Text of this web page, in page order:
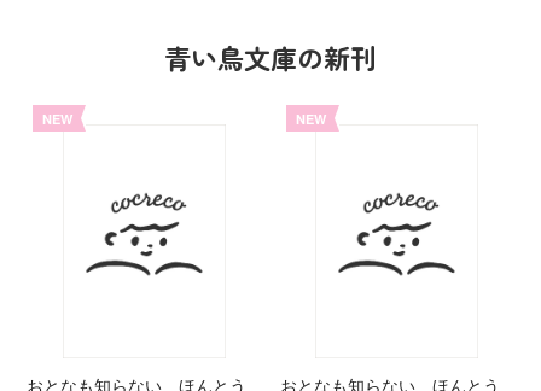
青い鳥文庫の新刊
NEW
おとなも知らない ほんとう
NEW
おとなも知らない ほんとう